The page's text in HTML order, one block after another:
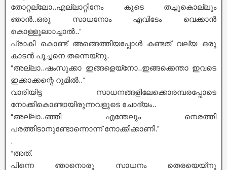
തോറ്റല്ലോ..എല്ലാറ്റിനേം കൂടെ തച്ചുകൊല്ലും
ഞാൻ..ഒരു സാധനോം എവിടേം വെക്കാൻ
കൊള്ളൂലാാച്ചാൽ..”
പ്രാകി കൊണ്ട് അങ്ങെത്തിയപ്പോൾ കണ്ടത് വല്യ ഒരു
കാടൻ പൂച്ചനെ തന്നെയ്നു.
“അല്ലാ..ഷംസുക്കാ ഇങ്ങളെയ്നോ..ഇങ്ങക്കെന്താ ഇവടെ
ഇക്കാക്കന്റെ റൂമിൽ..”
വാരിയിട്ട സാധനങ്ങളിലേക്കൊരമ്പരപ്പോടെ
നോക്കികൊണ്ടായിരുന്നവളുടെ ചോദ്യം..
“അല്ലാ..ഞ്ഞി എന്തേലും നെരത്തി
പരത്തിടാനുണ്ടോന്നൊന്ന് നോക്കിക്കാണി.”
.
“അത്.
പിന്നെ ഞാനൊരു സാധനം തെരയെയ്നു